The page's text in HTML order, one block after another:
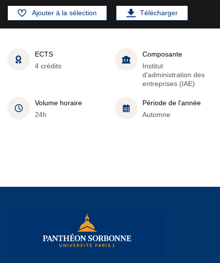
Ajouter à la sélection Télécharger
ECTS
4 crédits
Composante
Institut
d'administration des
entreprises (IAE)
Volume horaire
24h
Période de l'année
Automne